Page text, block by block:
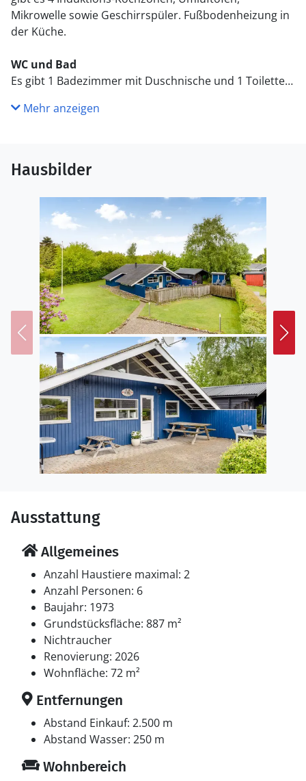
Mikrowelle sowie Geschirrspüler. Fußbodenheizung in
der Küche.
WC und Bad
Es gibt 1 Badezimmer mit Duschnische und 1 Toilette..
Gartengrundstück. Die Entfernung zum Meer beträgt
250 m. Die nächste Einkaufsmöglichkeit liegt 2500 m
entfernt. Schaukel. Kinderspielhaus. Spielturm.
Rutsche. Es steht ein Grill zur Verfügung. Parkplatz auf
dem Grundstück.
Einrichtung
Das Ferienhaus eignet sich für 6 Personen. Die
Ferienunterkunft hat eine Wohnfläche von 72 m² und
wurde 1973 gebaut. 2023 wurde die Ferienunterkunft
renoviert. 2026 wurde die Ferienunterkunft teilweise
renoviert. Es ist erlaubt 2 Haustiere mitzubringen. In
der Ferienunterkunft ist eine energiesparende Luft zu
Luft Wärmepumpe installiert. Die Ferienunterkunft ist
mit Waschmaschine ausgestattet. Tiefkühlmöglichkeit
mit 60 Liter Nutzinhalt. Es gibt außerdem einen
Kaminofen. Für die jüngsten Feriengäste sind 2
Kinderhochstühle vorhanden.
Schlafverhältnisse
Schlafplätze in Doppelbetten. Ferner steht ein
Kinderbett zur Verfügung.
Multimedien
In der Ferienunterkunft gibt es 1 Fernseher mit Smart-
TV.1 Chromecast. Radio. 1-3 dänische Fernsehsender.
1-3 schwedische Fernsehsender. 1-3 norwegische
Fernsehsender. Mindestens 4 deutsche
Fernsehsender. Es steht kabellose Internetverbindung
zur Verfügung.
Mehr anzeigen
Hausbilder
Ausstattung
Allgemeines
Anzahl Haustiere maximal: 2
Anzahl Personen: 6
Baujahr: 1973
Grundstücksfläche: 887 m²
Nichtraucher
Renovierung: 2026
Wohnfläche: 72 m²
Entfernungen
Abstand Einkauf: 2.500 m
Abstand Wasser: 250 m
Wohnbereich